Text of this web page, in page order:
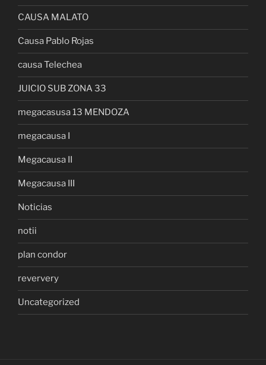
CAUSA MALATO
Causa Pablo Rojas
causa Telechea
JUICIO SUB ZONA 33
megacasusa 13 MENDOZA
megacausa I
Megacausa II
Megacausa III
Noticias
notii
plan condor
reververy
Uncategorized